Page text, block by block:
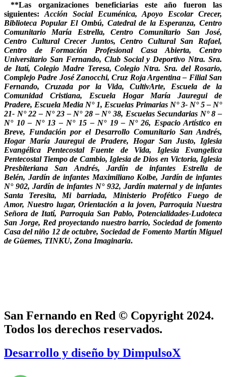
**Las organizaciones beneficiarias este año fueron las
siguientes:
Acción Social Ecuménica, Apoyo Escolar Crecer,
Biblioteca Popular El Ombú, Catedral de la Esperanza, Centro
Comunitario María Estrella, Centro Comunitario San José,
Centro Cultural Crecer Juntos, Centro Cultural San Rafael,
Centro de Formación Profesional Casa Abierta, Centro
Universitario San Fernando, Club Social y Deportivo Ntra. Sra.
de Itatí, Colegio Madre Teresa, Colegio Ntra. Sra. del Rosario,
Complejo Padre José Zanocchi, Cruz Roja Argentina – Filial San
Fernando, Cruzada por la Vida, CultivArte, Escuela de la
Comunidad Cristiana, Escuela Hogar María Jauregui de
Pradere, Escuela Media N° 1, Escuelas Primarias N° 3- N° 5 – N°
21- N° 22 – N° 23 – N° 28 – N° 38, Escuelas Secundarias N° 8 –
N° 10 – N° 13 – N° 15 – N° 19 – N° 26, Espacio Artístico en
Breve, Fundación por el Desarrollo Comunitario San Andrés,
Hogar María Jauregui de Pradere, Hogar San Justo, Iglesia
Evangélica Pentecostal Fuente de Vida, Iglesia Evangelica
Pentecostal Tiempo de Cambio, Iglesia de Dios en Victoria, Iglesia
Presbiteriana San Andrés, Jardín de infantes Estrella de
Belén, Jardín de infantes Maximiliano Kolbe, Jardín de infantes
N° 902, Jardín de infantes N° 932, Jardín maternal y de infantes
Santa Teresita, Mi barriada, Ministerio Profético Fuego de
Amor, Nuestro lugar, Orientación a la joven, Parroquia Nuestra
Señora de Itatí, Parroquia San Pablo, Potencialidades-Ludoteca
San Jorge, Red proyectando nuestro barrio, Sociedad de fomento
Casa del niño 12 de octubre, Sociedad de Fomento Martín Miguel
de Güemes, TINKU, Zona Imaginaria.
San Fernando en Red © Copyright 2024.
Todos los derechos reservados.
Desarrollo y diseño by DimpulsoX